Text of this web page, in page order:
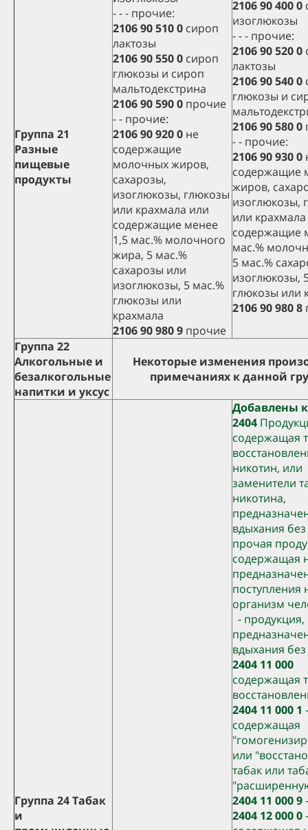
Группа 21
Разные
пищевые
продукты
- - - прочие:
2106 90 510 0 сироп
лактозы
2106 90 550 0 сироп
глюкозы и сироп
мальтодекстрина
2106 90 590 0 прочие
- - прочие:
2106 90 920 0 не
содержащие
молочных жиров,
сахарозы,
изоглюкозы, глюкозы
или крахмала или
содержащие менее
1,5 мас.% молочного
жира, 5 мас.%
сахарозы или
изоглюкозы, 5 мас.%
глюкозы или
крахмала
2106 90 980 9 прочие
2106 90 400 0
изоглюкозы
- - - прочие:
2106 90 520 0
лактозы
2106 90 540 0
глюкозы и
2106 90 580 0
- - прочие:
2106 90 930 0
содержащие
жиров,
изоглюкозы,
или
содержащие
мас.%
5 мас.%
изоглюкозы,
глюкозы или
2106 90 980 8
Группа 22
Алкогольные и
безалкогольные
напитки и уксус
Некоторые изменения
примечаниях к данной
Группа 24 Табак
и
Добавлены
2404
содержащая
никотин, или
заменители
никотина,
вдыхания
прочая
содержащая
поступления
организм
- продукция,
вдыхания
2404 11 000
содержащая
2404 11 000 1
содержащая
или
табак или
2404 11 000 9
2404 12 000 0